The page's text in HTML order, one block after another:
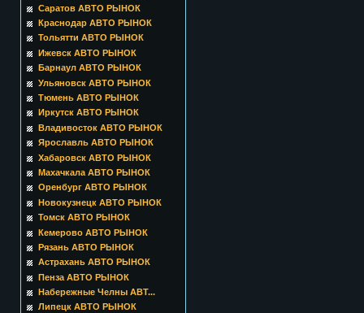
Саратов АВТО РЫНОК
Краснодар АВТО РЫНОК
Тольятти АВТО РЫНОК
Ижевск АВТО РЫНОК
Барнаул АВТО РЫНОК
Ульяновск АВТО РЫНОК
Тюмень АВТО РЫНОК
Иркутск АВТО РЫНОК
Владивосток АВТО РЫНОК
Ярославль АВТО РЫНОК
Хабаровск АВТО РЫНОК
Махачкала АВТО РЫНОК
Оренбург АВТО РЫНОК
Новокузнецк АВТО РЫНОК
Томск АВТО РЫНОК
Кемерово АВТО РЫНОК
Рязань АВТО РЫНОК
Астрахань АВТО РЫНОК
Пенза АВТО РЫНОК
Набережные Челны АВТ...
Липецк АВТО РЫНОК